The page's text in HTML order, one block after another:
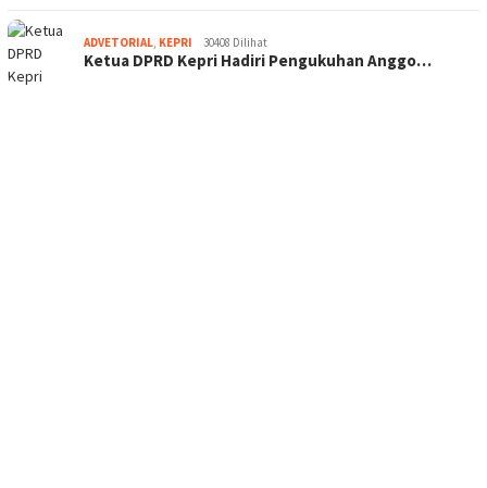
ADVETORIAL, KEPRI 30408 Dilihat
Ketua DPRD Kepri Hadiri Pengukuhan Anggo…